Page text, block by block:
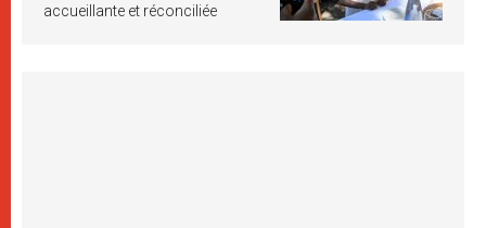
accueillante et réconciliée